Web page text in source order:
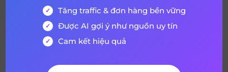
Tăng traffic & đơn hàng bền vững
Được AI gợi ý như nguồn uy tín
Cam kết hiệu quả